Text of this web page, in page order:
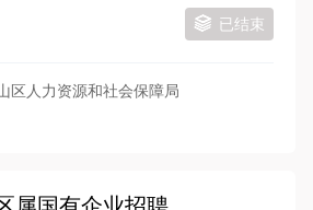
已结束
区人力资源和社会保障局